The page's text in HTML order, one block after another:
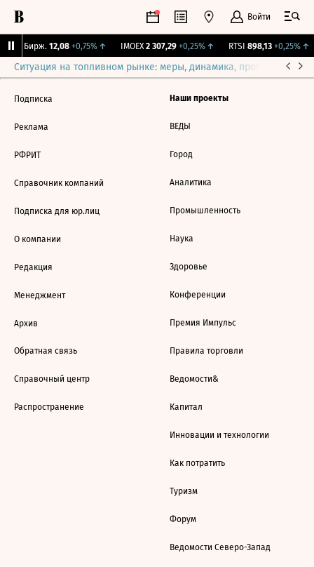
Войти
CNY Бирж. 12,08 +0,75%↑ IMOEX 2 307,29 +0,25%↑ RTSI 898,13 +0,25%↑
Ситуация на топливном рынке: меры, динамика, прогнозы
Подписка
Реклама
РФРИТ
Справочник компаний
Подписка для юр.лиц
О компании
Редакция
Менеджмент
Архив
Обратная связь
Справочный центр
Распространение
Наши проекты
ВЕДЫ
Город
Аналитика
Промышленность
Наука
Здоровье
Конференции
Премия Импульс
Правила торговли
Ведомости&
Капитал
Инновации и технологии
Как потратить
Туризм
Форум
Ведомости Северо-Запад